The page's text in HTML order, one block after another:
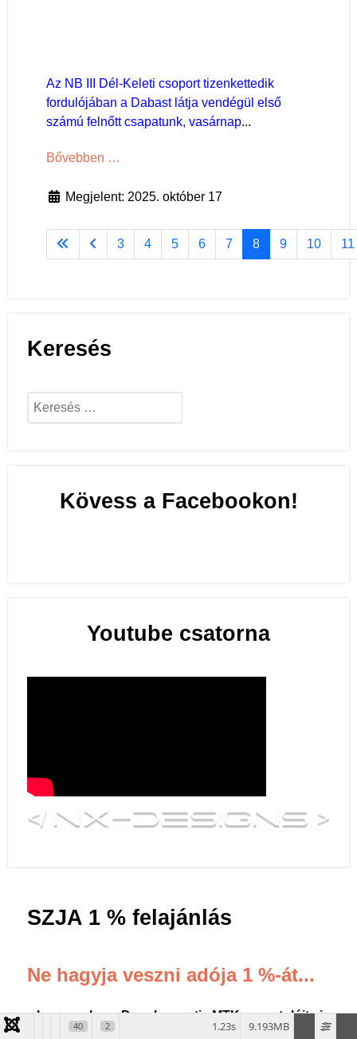
Az NB III Dél-Keleti csoport tizenkettedik
fordulójában a Dabast látja vendégül első
számú felnőtt csapatunk, vasárnap...
Bővebben …
Megjelent: 2025. október 17
8. oldal / 178
3 4 5 6 7 8 9 10 11
Keresés
Keresés...
Kövess a Facebookon!
Youtube csatorna
SZJA 1 % felajánlás
Ne hagyja veszni adója 1 %-át...
...ha azzal a Dunaharaszti MTK sportolóit is
támogathatja!
40 2 9.193MB
1.23s